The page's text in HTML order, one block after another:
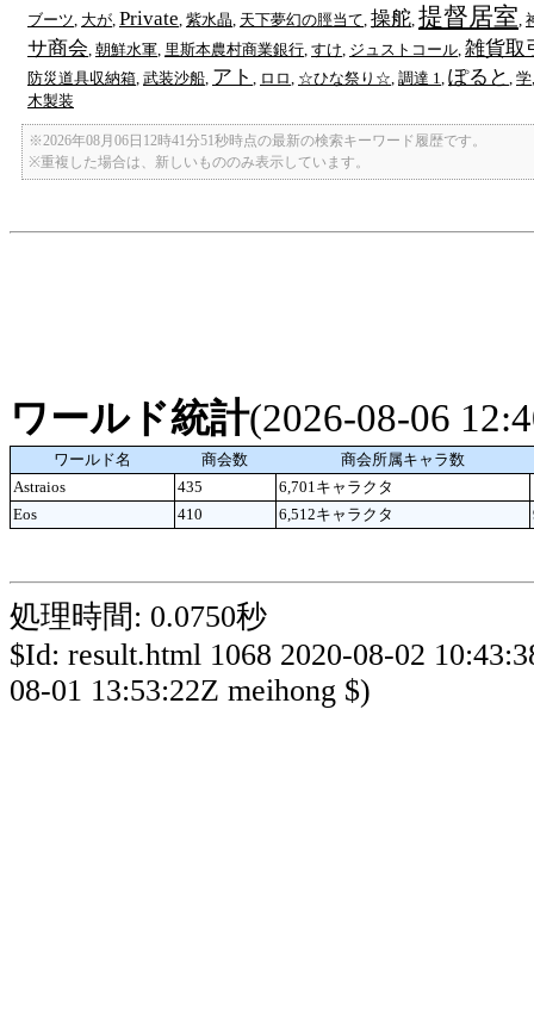
ブーツ 大が Private 紫水晶 天下夢幻の脛当て 操舵 提督居室
サ商会 朝鮮水軍 里斯本農村商業銀行 すけ ジュストコール 雑貨取
防災道具収納箱 武装沙船 アト ロロ ☆ひな祭り☆ 調達 1 ぽると 学
木製装
※2026年08月06日12時41分51秒時点の最新の検索キーワード履歴です。
※重複した場合は、新しいもののみ表示しています。
ワールド統計(2026-08-06
ワールド名 商会数
商会所属キャラ数
Astraios
435 6,701キャラクタ
Eos
410 6,512キャラクタ
処理時間: 0.0750秒
$Id: result.html 1068 2020-08-02
08-01 13:53:22Z meihong $)